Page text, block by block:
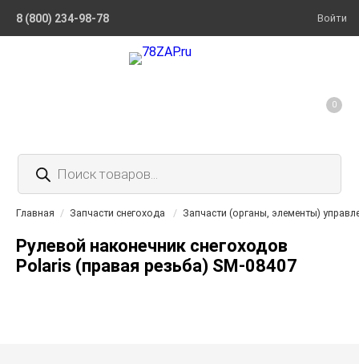
8 (800) 234-98-78 Войти
Поиск
товаров
0
Главная / Запчасти снегохода / Запчасти (органы, элементы)
Рулевой наконечник снегоходов
Polaris (правая резьба) SM-08407